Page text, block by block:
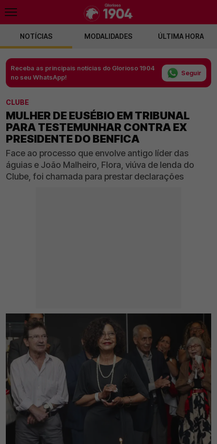
NOTÍCIAS MODALIDADES ÚLTIMA HORA
Receba as principais notícias do Glorioso 1904
no seu WhatsApp!
Seguir
CLUBE
MULHER DE EUSÉBIO EM TRIBUNAL
PARA TESTEMUNHAR CONTRA EX
PRESIDENTE DO BENFICA
Face ao processo que envolve antigo líder das
águias e João Malheiro, Flora, viúva de lenda do
Clube, foi chamada para prestar declarações